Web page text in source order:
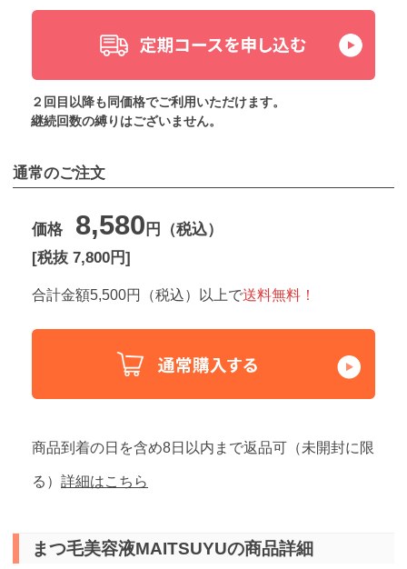
２回目以降も同価格でご利用いただけます。
継続回数の縛りはございません。
通常のご注文
価格 8,580円（税込）
[税抜 7,800円]
合計金額5,500円（税込）以上で送料無料！
商品到着の日を含め8日以内まで返品可（未開封に限
る）詳細はこちら
まつ毛美容液MAITSUYUの商品詳細